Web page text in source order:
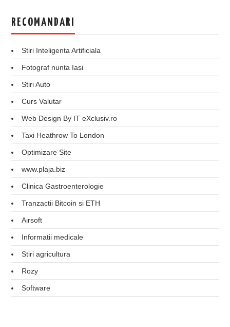
RECOMANDARI
Stiri Inteligenta Artificiala
Fotograf nunta Iasi
Stiri Auto
Curs Valutar
Web Design By IT eXclusiv.ro
Taxi Heathrow To London
Optimizare Site
www.plaja.biz
Clinica Gastroenterologie
Tranzactii Bitcoin si ETH
Airsoft
Informatii medicale
Stiri agricultura
Rozy
Software